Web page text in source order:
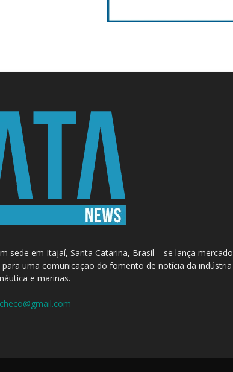
sede em Itajaí, Santa Catarina, Brasil – se lança mercado
uma comunicação do fomento de notícia da indústria
e marinas.